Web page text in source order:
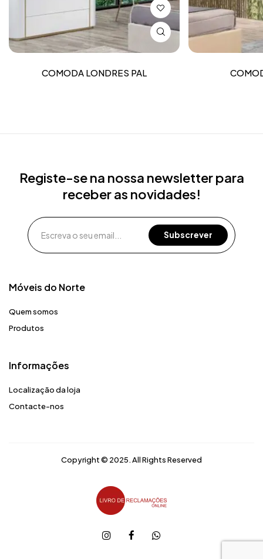
COMODA LONDRES PAL
Móveis do Norte​
Quem somos
Produtos
Registe-se na nossa newsletter para
receber as novidades!
Informações
Localização da loja
Contacte-nos
Copyright © 2025. All Rights Reserved